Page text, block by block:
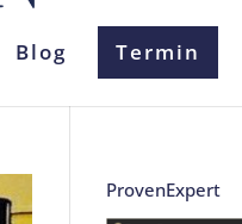
Blog Termin
ProvenExpert